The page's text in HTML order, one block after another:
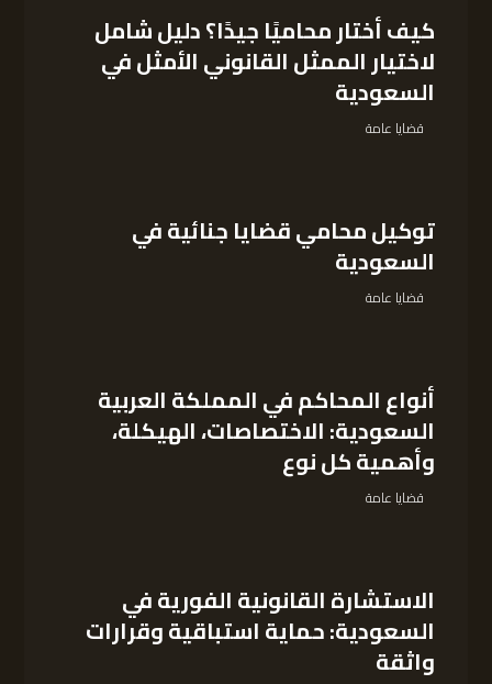
كيف أختار محاميًا جيدًا؟ دليل شامل
لاختيار الممثل القانوني الأمثل في
السعودية
قضايا عامة
توكيل محامي قضايا جنائية في
السعودية
قضايا عامة
أنواع المحاكم في المملكة العربية
السعودية: الاختصاصات، الهيكلة،
وأهمية كل نوع
قضايا عامة
الاستشارة القانونية الفورية في
السعودية: حماية استباقية وقرارات
واثقة